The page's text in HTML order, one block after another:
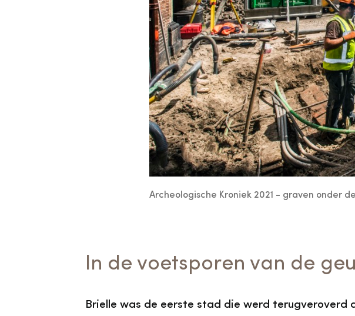
Archeologische Kroniek 2021 - graven onder
In de voetsporen van de
Brielle was de eerste stad die werd terugveroverd